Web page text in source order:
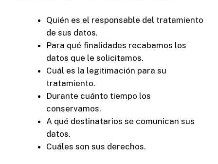
Quién es el responsable del tratamiento
de sus datos.
Para qué finalidades recabamos los
datos que le solicitamos.
Cuál es la legitimación para su
tratamiento.
Durante cuánto tiempo los
conservamos.
A qué destinatarios se comunican sus
datos.
Cuáles son sus derechos.